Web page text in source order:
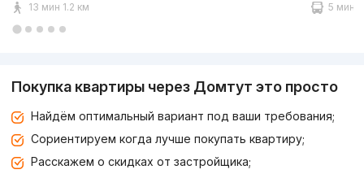
13 мин 1.2 км 5 мин
Покупка квартиры через Домтут это просто
Найдём оптимальный вариант под ваши требования;
Сориентируем когда лучше покупать квартиру;
Расскажем о скидках от застройщика;